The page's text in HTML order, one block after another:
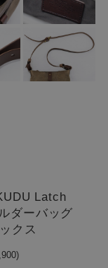
Latch
ダーバッグ
クス